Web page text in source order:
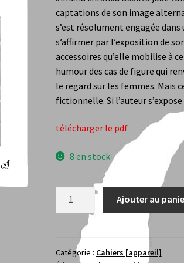
Isabelle Sancy Les mots de l’éditeurNous
captations de son image
s’est résolument engagée
s’affirmer par l’exposition de
accessoires qu’elle mobilise à
humour des cas de figure qui
le regard sur les femmes. Mais
fictionnelle. Si l’auteur
télécharger le pdf
8 en stock
Miranda
Dasilva
Ajouter au
Catégorie : Cahiers [appareil]